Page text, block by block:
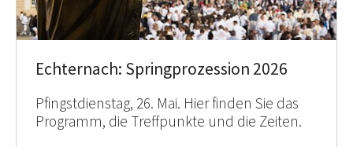
Echternach: Springprozession 2026
Pfingstdienstag, 26. Mai. Hier finden Sie das
Programm, die Treffpunkte und die Zeiten.